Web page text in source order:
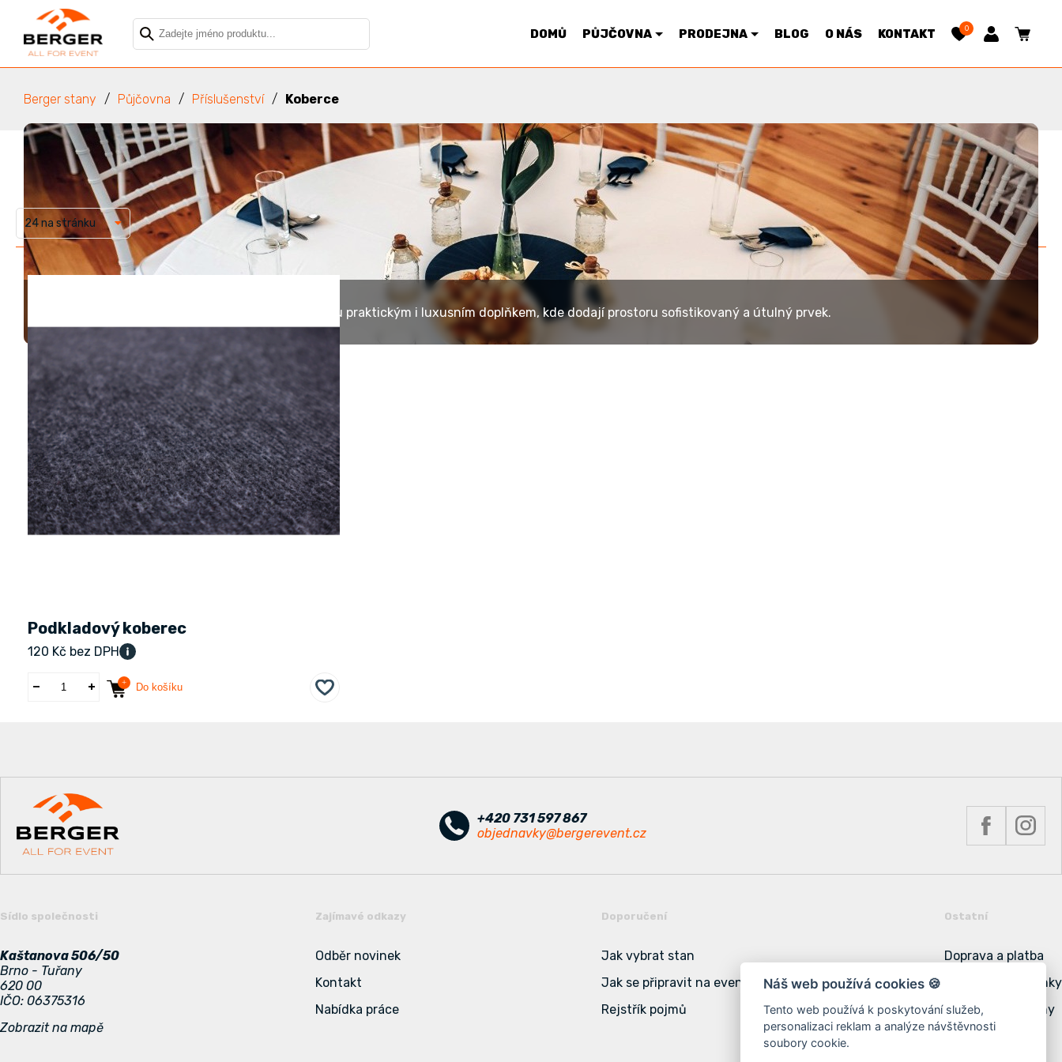
Náš web používá cookies 🍪
Tento web používá k poskytování služeb,
personalizaci reklam a analýze návštěvnosti
soubory cookie.
DOMŮ PŮJČOVNA PRODEJNA BLOG O NÁS KONTAKT 0
Berger stany Půjčovna Příslušenství Koberce
Naše koberce jsou praktickým i luxusním doplňkem, kde dodají prostoru sofistikovaný a útulný prvek.
KATEGORIE
24 na stránku Řazení: Výchozí|Cena
Podkladový koberec
120 Kč bez DPH
Do košíku
+420 731 597 867
objednavky@bergerevent.cz
Sídlo společnosti
Kaštanova 506/50
Brno - Tuřany
620 00
IČO: 06375316
Zobrazit na mapě
Zajímavé odkazy
Odběr novinek
Kontakt
Nabídka práce
Doporučení
Jak vybrat stan
Jak se připravit na event
Rejstřík pojmů
Ostatní
Doprava a platba
Obchodní podmínky
Podmínky ochrany
Cookies